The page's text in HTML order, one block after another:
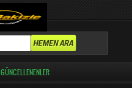
GÜNCELLENENLER